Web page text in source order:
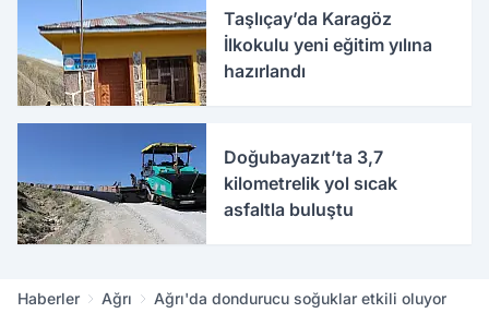
Taşlıçay’da Karagöz
İlkokulu yeni eğitim yılına
hazırlandı
Doğubayazıt’ta 3,7
kilometrelik yol sıcak
asfaltla buluştu
Haberler Ağrı Ağrı'da dondurucu soğuklar etkili oluyor